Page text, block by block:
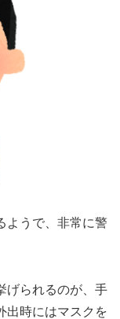
ようで、非常に警
げられるのが、手
出時にはマスクを